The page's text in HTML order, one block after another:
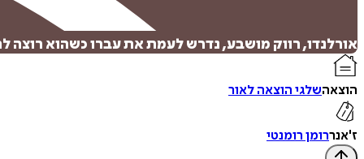
אורלנדו, רווק מושבע, נדרש לעמת את עברו כשהוא רוצה
הוצאהשלגי הוצאה לאור
ז'אנררומן רומנטי